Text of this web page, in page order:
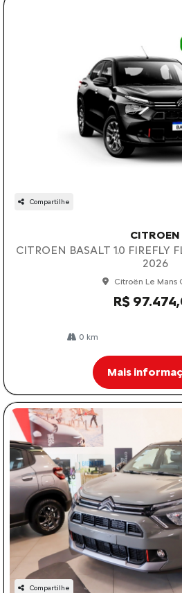
Compartilhe
CITROEN
CITROEN BASALT 1.0 FIREFLY
2026
Citroën Le Mans
R$
0 km
Mais
Compartilhe